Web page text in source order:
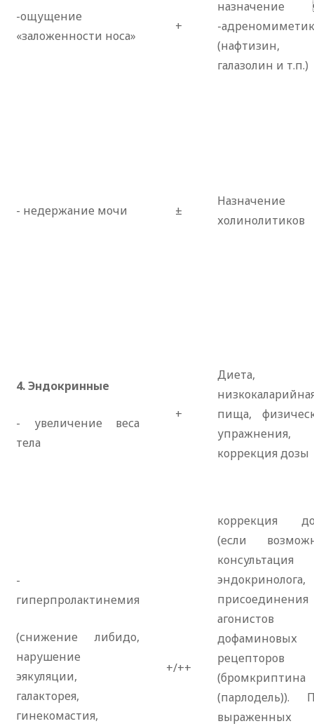
-ощущение
«заложенности носа»
+
назначение
-
(нафтизин,
галазолин и т.п.)
- недержание мочи ±
Назначение
холинолитиков
4. Эндокринные
- увеличение веса
тела
+
Диета,
пища,
упражнения,
коррекция дозы
-
гиперпролактинемия
(снижение либидо,
нарушение
эякуляции,
галакторея,
гинекомастия,
+/++
коррекция
(если
консультация
эндокринолога,
присоединения
агонистов
дофаминовых
рецепторов
(бромкриптина
(парлодель)).
выраженных